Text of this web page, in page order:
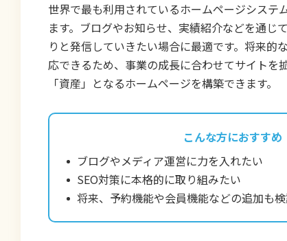
世界で最も利用されているホームページシステ
ます。ブログやお知らせ、実績紹介などを通じ
りと発信していきたい場合に最適です。将来的
応できるため、事業の成長に合わせてサイトを
「資産」となるホームページを構築できます。
こんな方におすすめ
ブログやメディア運営に力を入れたい
SEO対策に本格的に取り組みたい
将来、予約機能や会員機能などの追加も